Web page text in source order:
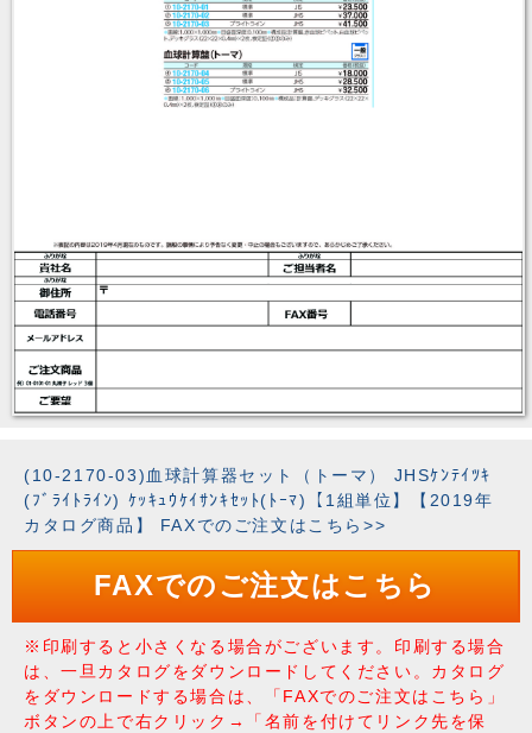
(10-2170-03)血球計算器セット（トーマ） JHSｹﾝﾃｲﾂｷ
(ﾌﾞﾗｲﾄﾗｲﾝ) ｹｯｷｭｳｹｲｻﾝｷｾｯﾄ(ﾄｰﾏ)【1組単位】【2019年
カタログ商品】 FAXでのご注文はこちら>>
FAXでのご注文はこちら
※印刷すると小さくなる場合がございます。印刷する場合
は、一旦カタログをダウンロードしてください。カタログ
をダウンロードする場合は、「FAXでのご注文はこちら」
ボタンの上で右クリック→「名前を付けてリンク先を保